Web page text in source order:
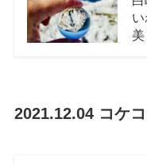
2021.12.04 コケ